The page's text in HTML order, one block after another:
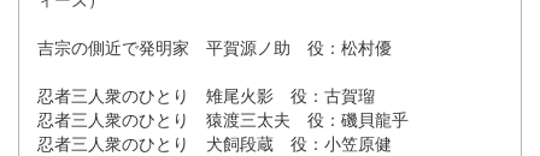
吉宗の側近で発明家 平賀源ノ助 役：松村優
忍者三人衆のひとり 雉尾火影 役：古賀瑠
忍者三人衆のひとり 猿渡三太夫 役：磯貝龍乎
忍者三人衆のひとり 犬飼段蔵 役：小笠原健